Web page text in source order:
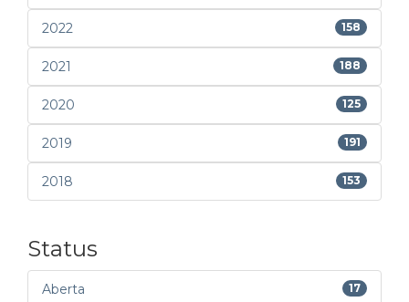
2022 158
2021 188
2020 125
2019 191
2018 153
Status
Aberta 17